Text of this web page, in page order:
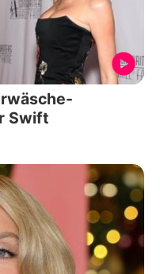
Swift